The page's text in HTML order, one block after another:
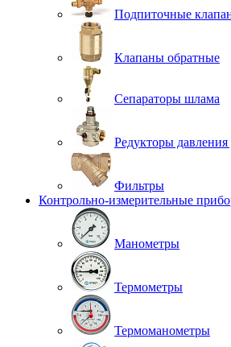
Подпиточные
Клапаны обратные
Сепараторы шлама
Редукторы
Фильтры
Контрольно-измерительные
Манометры
Термометры
Термоманометры